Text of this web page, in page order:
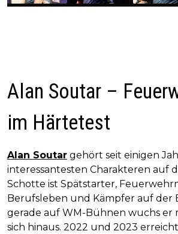
Alan Soutar –
im Härtetest
Alan Soutar gehört seit einigen
interessantesten Charakteren auf
Schotte ist Spätstarter,
Berufsleben und Kämpfer auf der
gerade auf WM-Bühnen wuchs er
sich hinaus. 2022 und 2023